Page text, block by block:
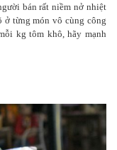
bán rất niềm nở nhiệt
ở từng món vô cùng công
kg tôm khô, hãy mạnh